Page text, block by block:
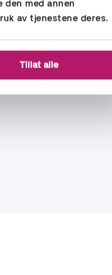
den med annen
av tjenestene deres.
Tillat alle
med kravet
. Vi er alltid